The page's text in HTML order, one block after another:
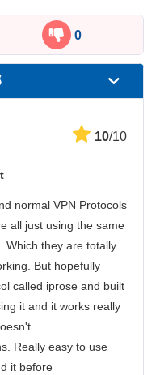
0
10/10
normal VPN Protocols
all just using the same
Which they are totally
But hopefully
called iprose and built
it and it works really
Really easy to use
it before